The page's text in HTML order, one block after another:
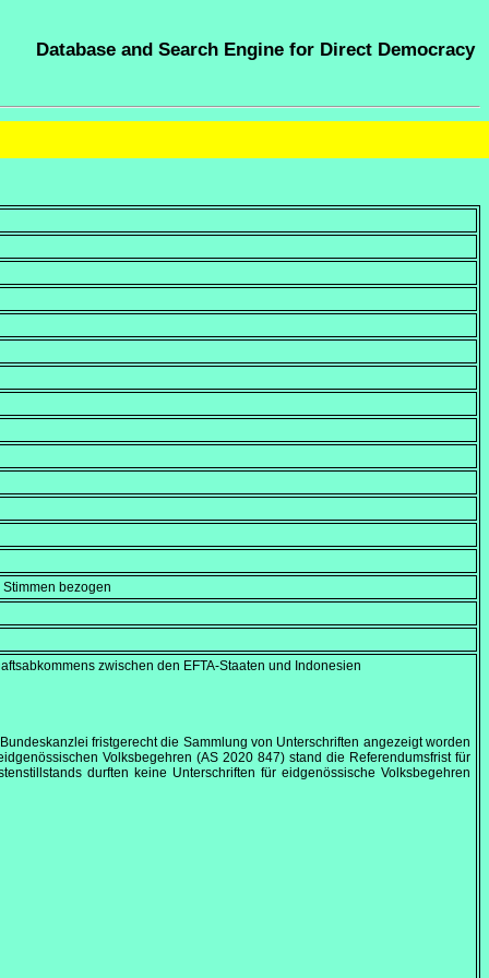
Database and Search Engine for Direct Democracy
bezogen
zwischen den EFTA-Staaten und Indonesien
fristgerecht die Sammlung von Unterschriften angezeigt worden
Volksbegehren (AS 2020 847) stand die Referendumsfrist für
durften keine Unterschriften für eidgenössische Volksbegehren